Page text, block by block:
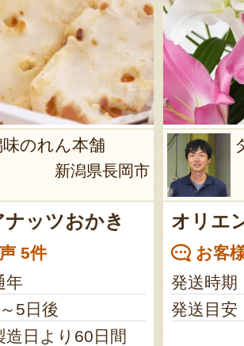
味のれん本舗
新潟県長岡市
ッツおかき
5件
年
5日後
造日より60日間
オリエ
お客
発送時期
発送目安